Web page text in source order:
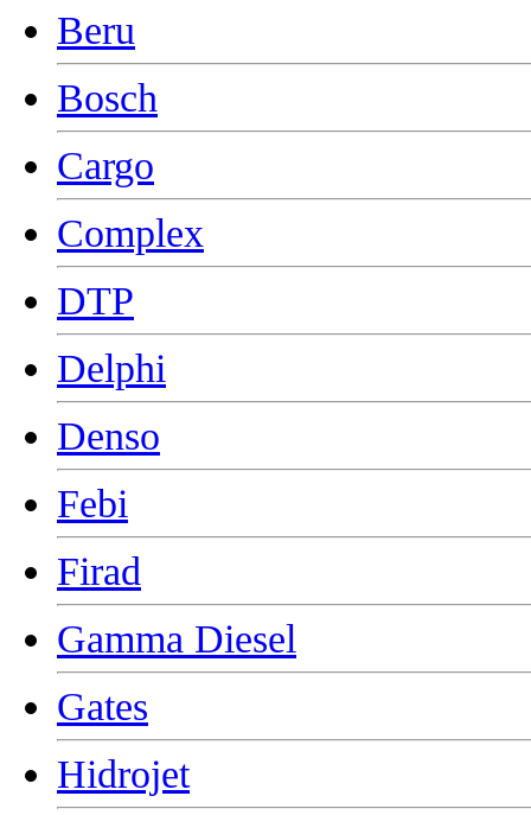
Beru
Bosch
Cargo
Complex
DTP
Delphi
Denso
Febi
Firad
Gamma Diesel
Gates
Hidrojet